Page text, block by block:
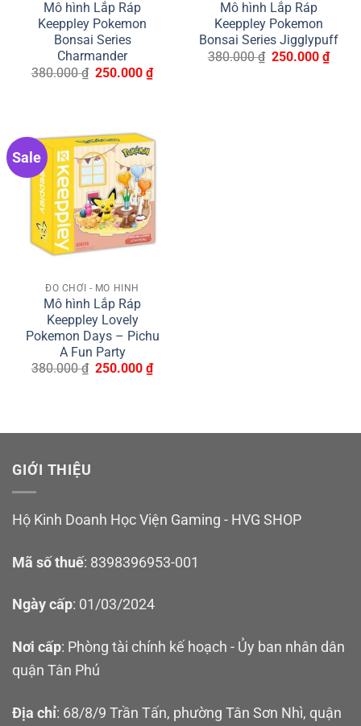
Mô hình Lắp Ráp
Keeppley Pokemon
Bonsai Series
Charmander
380.000₫ Giá
250.000₫Giá
hiện
Mô hình Lắp Ráp
Keeppley Pokemon
Bonsai Series Jigglypuff
380.000₫ Giá
250.000₫Giá
hiện
Sale
ĐỒ CHƠI - MÔ HÌNH
Mô hình Lắp Ráp
Keeppley Lovely
Pokemon Days – Pichu
A Fun Party
380.000₫ Giá
250.000₫Giá
GIỚI THIỆU
Hộ Kinh Doanh Học Viện Gaming - HVG SHOP
Mã số thuế: 8398396953-001
Ngày cấp: 01/03/2024
Nơi cấp: Phòng tài chính kế hoạch - Ủy ban nhân dân
quận Tân Phú
Địa chỉ: 68/8/9 Trần Tấn, phường Tân Sơn Nhì, quận